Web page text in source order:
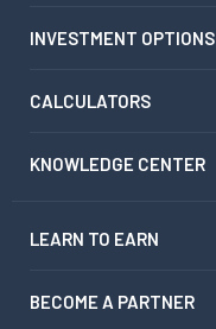
INVESTMENT OPTIONS
CALCULATORS
KNOWLEDGE CENTER
LEARN TO EARN
BECOME A PARTNER